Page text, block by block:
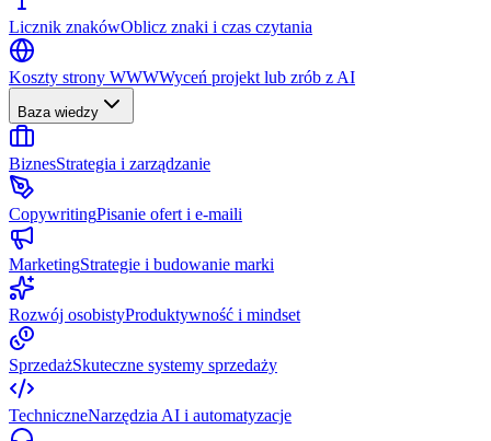
Licznik znakówOblicz znaki i czas czytania
Koszty strony WWWWyceń projekt lub zrób z AI
Baza wiedzy
BiznesStrategia i zarządzanie
CopywritingPisanie ofert i e-maili
MarketingStrategie i budowanie marki
Rozwój osobistyProduktywność i mindset
SprzedażSkuteczne systemy sprzedaży
TechniczneNarzędzia AI i automatyzacje